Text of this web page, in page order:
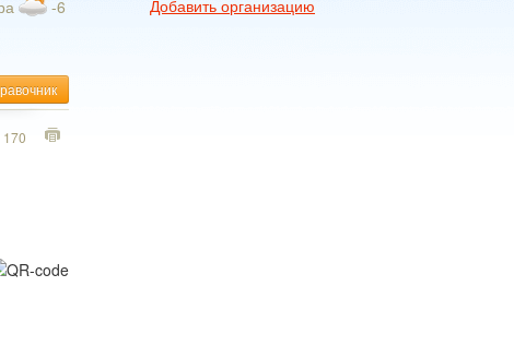
-6
Добавить организацию
170